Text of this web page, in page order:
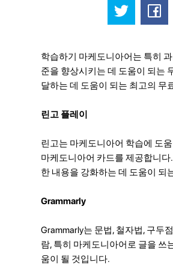
학습하기 마케도니아어는 특히
준을 향상시키는 데 도움이 되는
달하는 데 도움이 되는 최고의 무
린고 플레이
린고는 마케도니아어 학습에 도
마케도니아어 카드를 제공합니
한 내용을 강화하는 데 도움이 되
Grammarly
Grammarly는 문법, 철자법, 구두
람, 특히 마케도니아어로 글을 쓰
움이 될 것입니다.